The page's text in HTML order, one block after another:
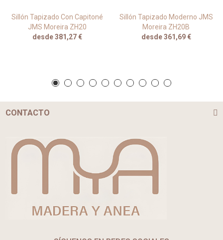
Sillón Tapizado Con Capitoné
JMS Moreira ZH20
desde 381,27 €
Sillón Tapizado Moderno JMS
Moreira ZH20B
desde 361,69 €
CONTACTO